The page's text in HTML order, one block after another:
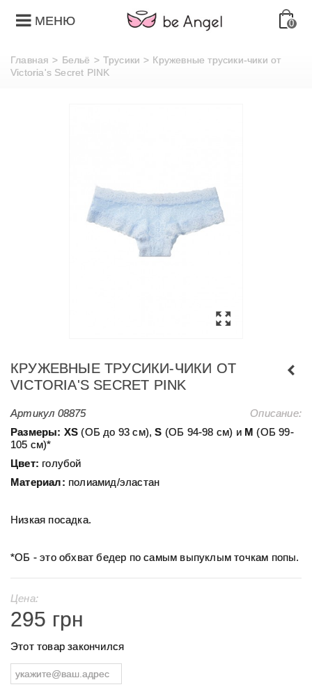
МЕНЮ 0
Главная > Бельё > Трусики > Кружевные трусики-чики от
Victoria's Secret PINK
КРУЖЕВНЫЕ ТРУСИКИ-ЧИКИ ОТ
VICTORIA'S SECRET PINK
Артикул 08875
Описание:
Размеры: XS (ОБ до 93 см),S (ОБ 94-98 см) и М (ОБ 99-
105 см)*
Цвет: голубой
Материал: полиамид/эластан
Низкая посадка.
*ОБ - это обхват бедер по самым выпуклым точкам попы.
Цена:
295 грн
Этот товар закончился